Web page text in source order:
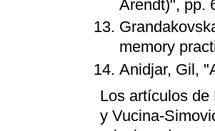
Arendt)", pp.
memory
Anidjar, Gil,
Los artículos de
y Vucina-